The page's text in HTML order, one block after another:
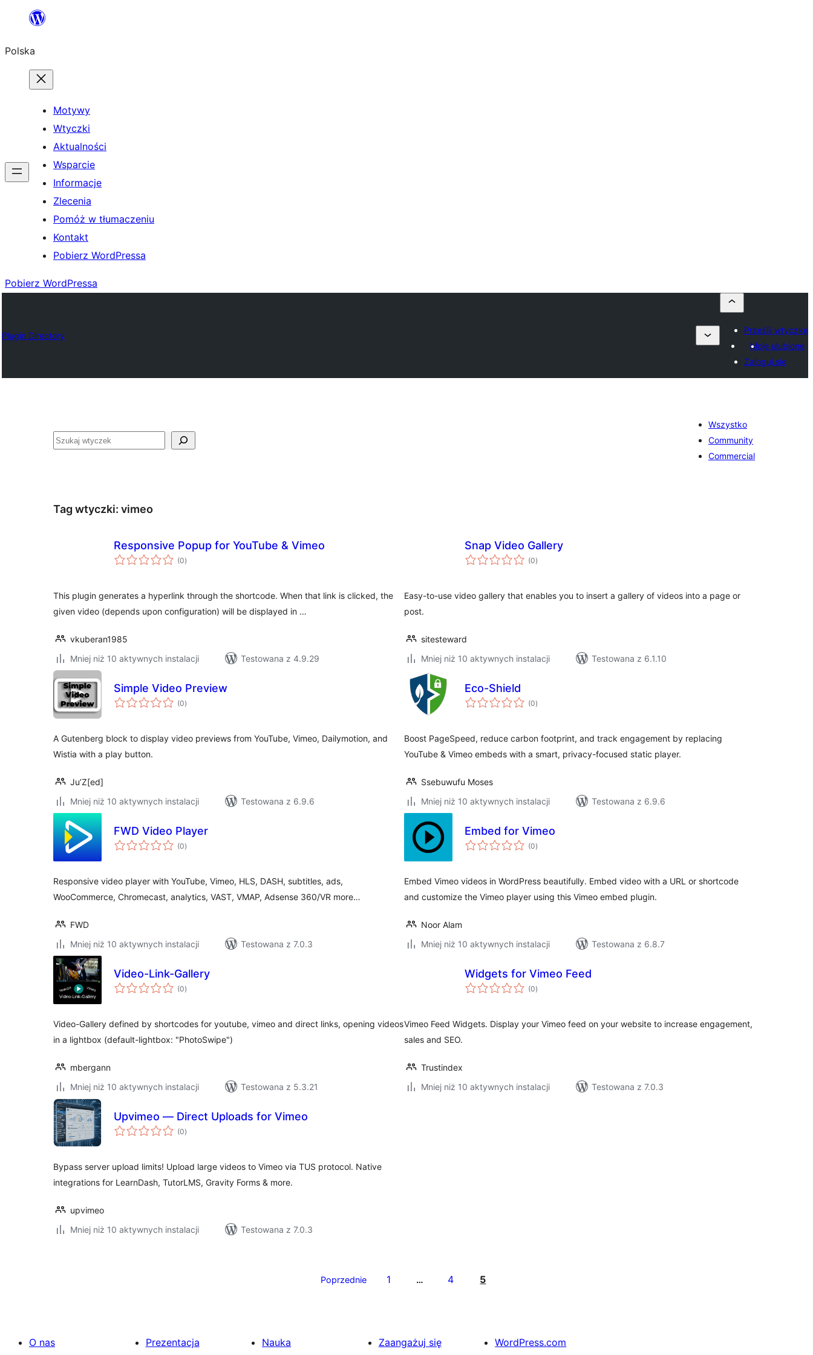
Przejdź
treści
Polska
Motywy
Wtyczki
Aktualności
Wsparcie
Informacje
Zlecenia
Pomóż w tłumaczeniu
Kontakt
Pobierz WordPressa
Pobierz WordPressa
Plugin Directory
Prześlij wtyczkę
Moje ulubione
Zaloguj się
Szukaj
Wszystko
Community
Commercial
Tag wtyczki: vimeo
Responsive Popup for YouTube & Vimeo
(0wszystkich
ocen
)
This plugin generates a hyperlink through the shortcode. When that link is clicked, the
given video (depends upon configuration) will be displayed in …
vkuberan1985
Mniej niż 10 aktywnych instalacji
Testowana z 4.9.29
Snap Video Gallery
(0wszystkich
ocen
)
Easy-to-use video gallery that enables you to insert a gallery of videos into a page or
post.
sitesteward
Mniej niż 10 aktywnych instalacji
Testowana z 6.1.10
Simple Video Preview
(0wszystkich
ocen
)
A Gutenberg block to display video previews from YouTube, Vimeo, Dailymotion, and
Wistia with a play button.
Ju’Z[ed]
Mniej niż 10 aktywnych instalacji
Testowana z 6.9.6
Eco-Shield
(0wszystkich
ocen
)
Boost PageSpeed, reduce carbon footprint, and track engagement by replacing
YouTube & Vimeo embeds with a smart, privacy-focused static player.
Ssebuwufu Moses
Mniej niż 10 aktywnych instalacji
Testowana z 6.9.6
FWD Video Player
(0wszystkich
ocen
)
Responsive video player with YouTube, Vimeo, HLS, DASH, subtitles, ads,
WooCommerce, Chromecast, analytics, VAST, VMAP, Adsense 360/VR more…
FWD
Mniej niż 10 aktywnych instalacji
Testowana z 7.0.3
Embed for Vimeo
(0wszystkich
ocen
)
Embed Vimeo videos in WordPress beautifully. Embed video with a URL or shortcode
and customize the Vimeo player using this Vimeo embed plugin.
Noor Alam
Mniej niż 10 aktywnych instalacji
Testowana z 6.8.7
Video-Link-Gallery
(0wszystkich
ocen
)
Video-Gallery defined by shortcodes for youtube, vimeo and direct links, opening videos
in a lightbox (default-lightbox: "PhotoSwipe")
mbergann
Mniej niż 10 aktywnych instalacji
Testowana z 5.3.21
Widgets for Vimeo Feed
(0wszystkich
ocen
)
Vimeo Feed Widgets. Display your Vimeo feed on your website to increase engagement,
sales and SEO.
Trustindex
Mniej niż 10 aktywnych instalacji
Testowana z 7.0.3
Upvimeo — Direct Uploads for Vimeo
(0wszystkich
ocen
)
Bypass server upload limits! Upload large videos to Vimeo via TUS protocol. Native
integrations for LearnDash, TutorLMS, Gravity Forms & more.
upvimeo
Mniej niż 10 aktywnych instalacji
Testowana z 7.0.3
Poprzednie 1 … 4 5
O nas
Prezentacja
Nauka
Zaangażuj się
WordPress.com